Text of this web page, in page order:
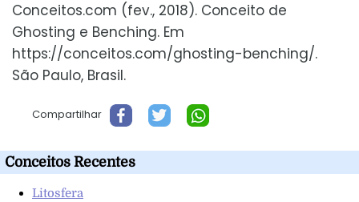
Conceitos.com (fev., 2018). Conceito de
Ghosting e Benching. Em
https://conceitos.com/ghosting-benching/.
São Paulo, Brasil.
Compartilhar
Conceitos Recentes
Litosfera